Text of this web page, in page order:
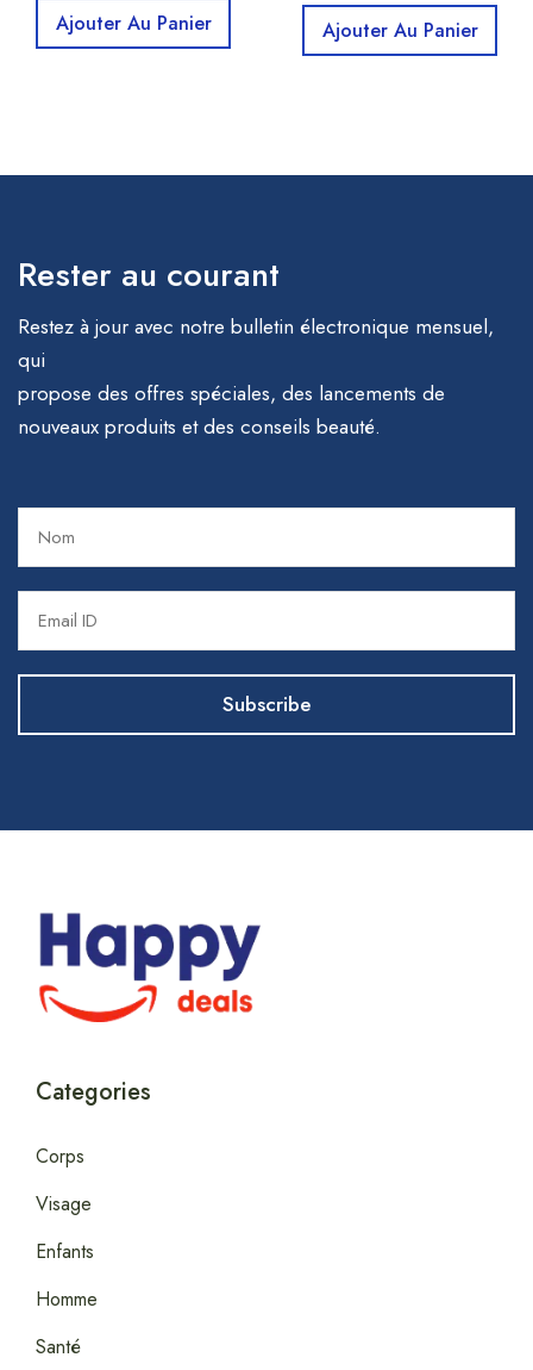
Ajouter Au Panier Ajouter Au Panier
Rester au courant
Restez à jour avec notre bulletin électronique mensuel,
qui
propose des offres spéciales, des lancements de
nouveaux produits et des conseils beauté.
Categories
Corps
Visage
Enfants
Homme
Santé